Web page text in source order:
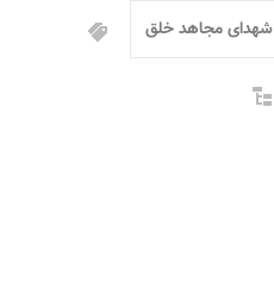
شهدای مجاهد خلق